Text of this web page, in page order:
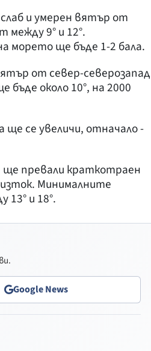
и умерен вятър от
9° и 12°.
морето ще бъде 1-2 бала.
от север-
около 10°, на 2000
се увеличи, отначало -
превали краткотраен
Минималните
и 18°.
Google News